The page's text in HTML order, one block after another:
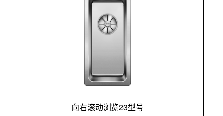
向右滚动浏览23型号